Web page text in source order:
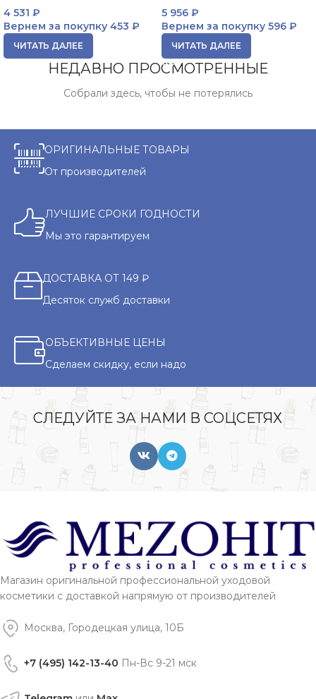
4 531 ₽
Вернем за покупку 453 ₽
ЧИТАТЬ ДАЛЕЕ
5 956 ₽
Вернем за покупку 596 ₽
ЧИТАТЬ ДАЛЕЕ
НЕДАВНО ПРОСМОТРЕННЫЕ
Собрали здесь, чтобы не потерялись
ОРИГИНАЛЬНЫЕ ТОВАРЫ
От производителей
ЛУЧШИЕ СРОКИ ГОДНОСТИ
Мы это гарантируем
ДОСТАВКА ОТ 149 ₽
Десяток служб доставки
ОБЪЕКТИВНЫЕ ЦЕНЫ
Сделаем скидку, если надо
СЛЕДУЙТЕ ЗА НАМИ В СОЦСЕТЯХ
Магазин оригинальной профессиональной уходовой
косметики с доставкой напрямую от производителей
Москва, Городецкая улица, 10Б
+7 (495) 142-13-40 Пн-Вс 9-21 мск